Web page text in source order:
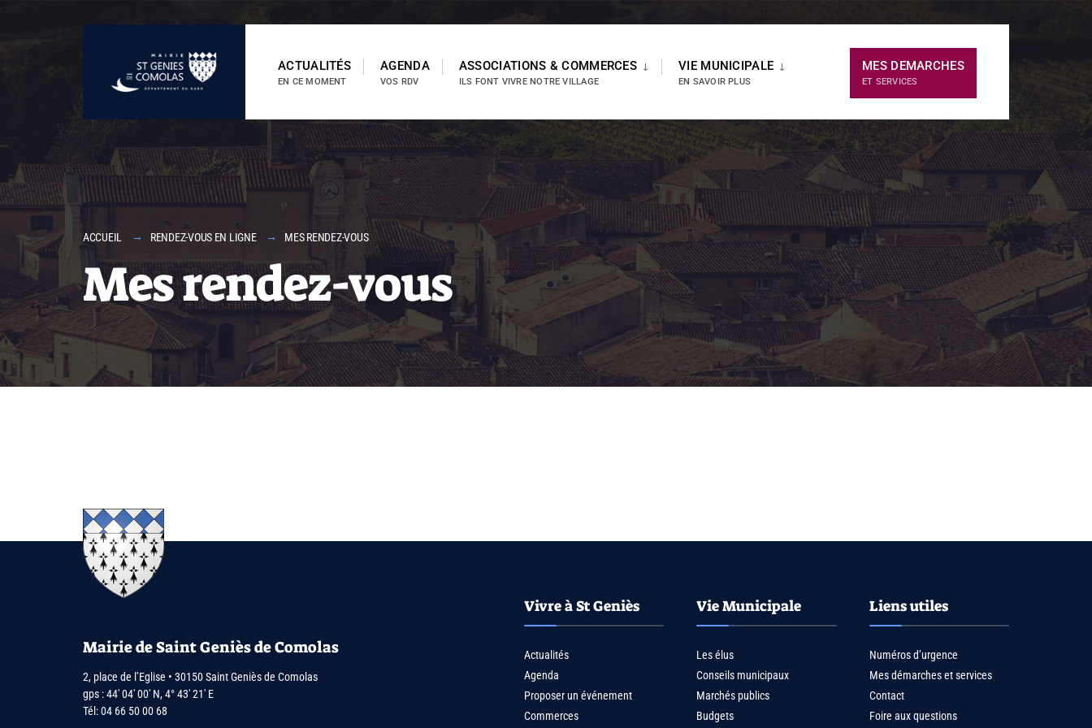
ACTUALITÉS
EN CE MOMENT
AGENDA
VOS RDV
ASSOCIATIONS & COMMERCES
ILS FONT VIVRE NOTRE VILLAGE
VIE MUNICIPALE
EN SAVOIR PLUS
MES DEMARCHES
ET SERVICES
ACCUEIL RENDEZ-VOUS EN LIGNE MES RENDEZ-VOUS
Mes rendez-vous
Mairie de Saint Geniès de Comolas
2, place de l’Eglise • 30150 Saint Geniès de Comolas
gps : 44′ 04′ 00′ N, 4° 43′ 21′ E
Tél:04 66 50 00 68
Vivre à St Geniès
Actualités
Agenda
Proposer un événement
Commerces
Vie Municipale
Les élus
Conseils municipaux
Marchés publics
Budgets
Liens utiles
Numéros d’urgence
Mes démarches et services
Contact
Foire aux questions